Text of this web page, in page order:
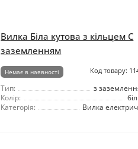
Вилка Біла кутова з кільцем C
заземленням
Немає в наявності Код товару:
Тип:
з
Колір:
Категорія:
Вилка